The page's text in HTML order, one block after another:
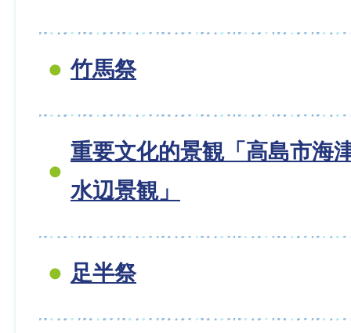
竹馬祭
重要文化的景観「高島市海
水辺景観」
足半祭